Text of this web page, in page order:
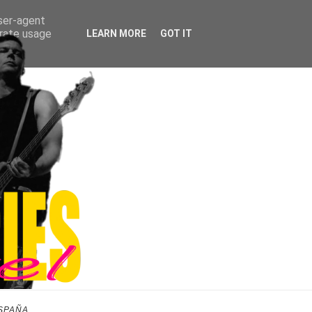
agent
usage
LEARN MORE GOT IT